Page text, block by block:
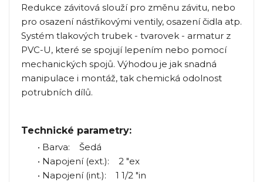
Redukce závitová slouží pro změnu závitu, nebo
pro osazení nástřikovými ventily, osazení čidla atp.
Systém tlakových trubek - tvarovek - armatur z
PVC-U, které se spojují lepením nebo pomocí
mechanických spojů. Výhodou je jak snadná
manipulace i montáž, tak chemická odolnost
potrubních dílů.
Technické parametry:
• Barva: Šedá
• Napojení (ext.): 2 "ex
• Napojení (int.): 1 1/2 "in